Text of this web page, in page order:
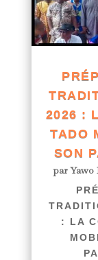
2026 :
TADO
SON
parYawo
: LA